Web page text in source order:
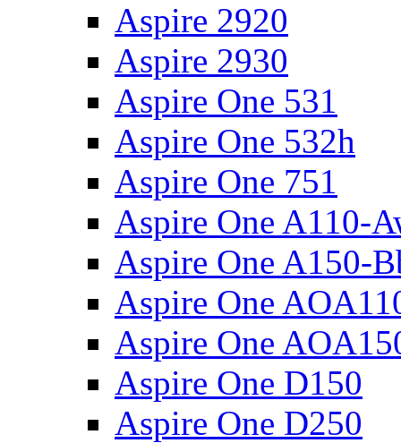
Aspire 2920
Aspire 2930
Aspire One 531
Aspire One 532h
Aspire One 751
Aspire One A110-
Aspire One A150-
Aspire One
Aspire One
Aspire One D150
Aspire One D250